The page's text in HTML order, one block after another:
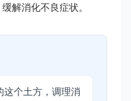
解消化不良症状。
这个土方，调理消